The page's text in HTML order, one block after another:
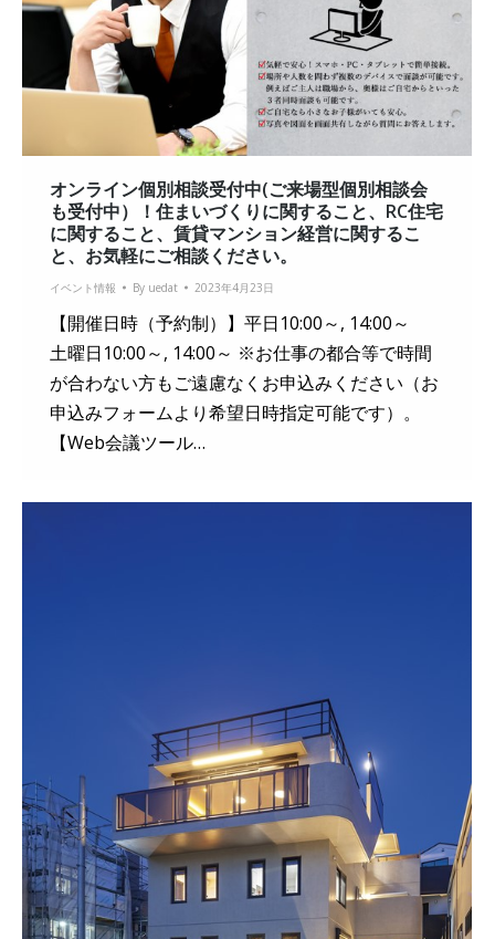
オンライン個別相談受付中(ご来場型個別相談会
も受付中）！住まいづくりに関すること、RC住宅
に関すること、賃貸マンション経営に関するこ
と、お気軽にご相談ください。
イベント情報 By uedat 2023年4月23日
【開催日時（予約制）】平日10:00～, 14:00～
土曜日10:00～, 14:00～ ※お仕事の都合等で時間
が合わない方もご遠慮なくお申込みください（お
申込みフォームより希望日時指定可能です）。
【Web会議ツール…